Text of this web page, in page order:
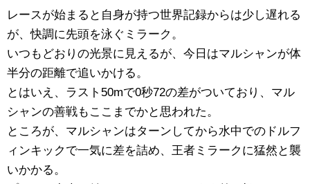
レースが始まると自身が持つ世界記録からは少し遅れる
が、快調に先頭を泳ぐミラーク。
いつもどおりの光景に見えるが、今日はマルシャンが体
半分の距離で追いかける。
とはいえ、ラスト50mで0秒72の差がついており、マル
シャンの善戦もここまでかと思われた。
ところが、マルシャンはターンしてから水中でのドルフ
ィンキックで一気に差を詰め、王者ミラークに猛然と襲
いかかる。